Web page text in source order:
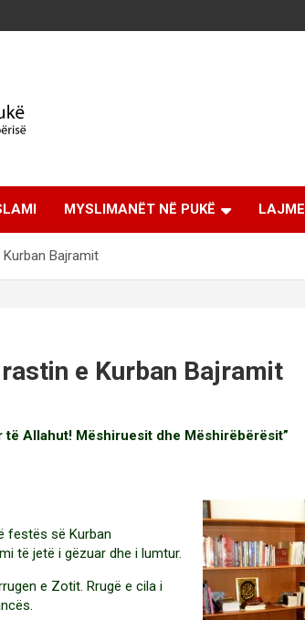
MYSLIMANËT NË PUKË LAJME
Bajramit
e Kurban Bajramit
të Allahut! Mëshiruesit dhe Mëshirëbërësit”
festës së Kurban
të jetë i gëzuar dhe i lumtur.
e Zotit. Rrugë e cila i